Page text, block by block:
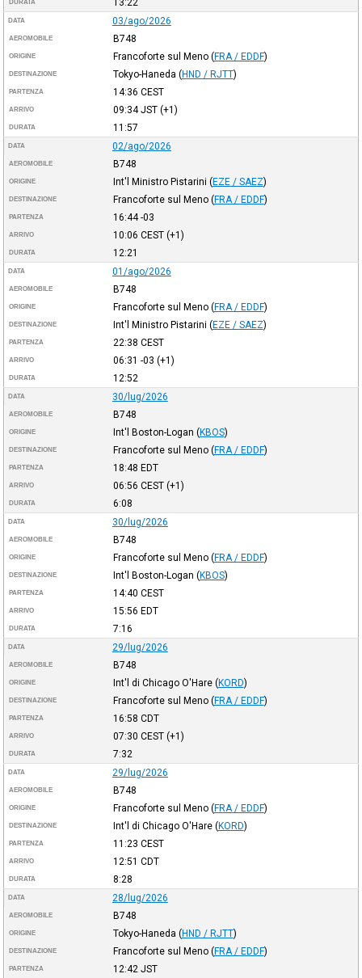
DURATA
DATA 03/ago/2026
AEROMOBILE B748
ORIGINE Francoforte sul Meno (FRA / EDDF)
DESTINAZIONE Tokyo-Haneda (HND / RJTT)
PARTENZA 14:36 CEST
ARRIVO 09:34JST(+1)
DURATA 11:57
DATA 02/ago/2026
AEROMOBILE B748
ORIGINE Int'l Ministro Pistarini (EZE / SAEZ)
DESTINAZIONE Francoforte sul Meno (FRA / EDDF)
PARTENZA 16:44-03
ARRIVO 10:06 CEST(+1)
DURATA 12:21
DATA 01/ago/2026
AEROMOBILE B748
ORIGINE Francoforte sul Meno (FRA / EDDF)
DESTINAZIONE Int'l Ministro Pistarini (EZE / SAEZ)
PARTENZA 22:38 CEST
ARRIVO 06:31 -03 (+1)
DURATA 12:52
DATA 30/lug/2026
AEROMOBILE B748
ORIGINE Int'l Boston-Logan (KBOS)
DESTINAZIONE Francoforte sul Meno (FRA / EDDF)
PARTENZA 18:48 EDT
ARRIVO 06:56 CEST(+1)
DURATA 6:08
DATA 30/lug/2026
AEROMOBILE B748
ORIGINE Francoforte sul Meno (FRA / EDDF)
DESTINAZIONE Int'l Boston-Logan (KBOS)
PARTENZA 14:40 CEST
ARRIVO 15:56 EDT
DURATA 7:16
DATA 29/lug/2026
AEROMOBILE B748
ORIGINE Int'l di Chicago O'Hare (KORD)
DESTINAZIONE Francoforte sul Meno (FRA / EDDF)
PARTENZA 16:58 CDT
ARRIVO 07:30 CEST(+1)
DURATA 7:32
DATA 29/lug/2026
AEROMOBILE B748
ORIGINE Francoforte sul Meno (FRA / EDDF)
DESTINAZIONE Int'l di Chicago O'Hare (KORD)
PARTENZA 11:23 CEST
ARRIVO 12:51 CDT
DURATA 8:28
DATA 28/lug/2026
AEROMOBILE B748
ORIGINE Tokyo-Haneda (HND / RJTT)
DESTINAZIONE Francoforte sul Meno (FRA / EDDF)
PARTENZA 12:42 JST